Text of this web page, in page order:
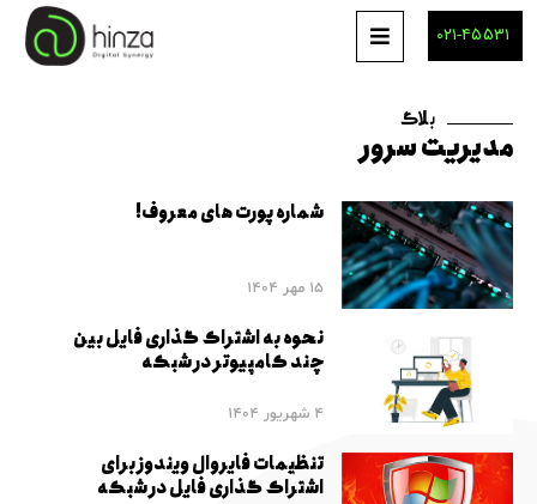
۰۲۱-۴۵۵۳۱
بلاگ
مدیریت سرور
شماره پورت های معروف!
15 مهر 1404
نحوه به اشتراک گذاری فایل بین
چند کامپیوتر در شبکه
4 شهریور 1404
تنظیمات فایروال ویندوز برای
اشتراک گذاری فایل در شبکه